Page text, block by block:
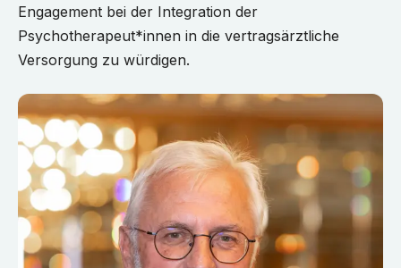
Engagement bei der Integration der
Psychotherapeut*innen in die vertragsärztliche
Versorgung zu würdigen.